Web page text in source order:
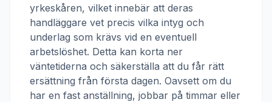
yrkeskåren, vilket innebär att deras
handläggare vet precis vilka intyg och
underlag som krävs vid en eventuell
arbetslöshet. Detta kan korta ner
väntetiderna och säkerställa att du får rätt
ersättning från första dagen. Oavsett om du
har en fast anställning, jobbar på timmar eller